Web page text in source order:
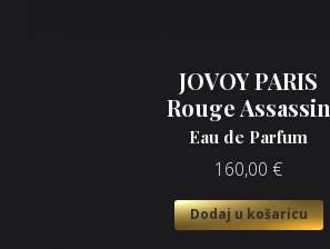
JOVOY PARIS
Rouge Assassin
Eau de Parfum
160,00 €
Dodaj u košaricu